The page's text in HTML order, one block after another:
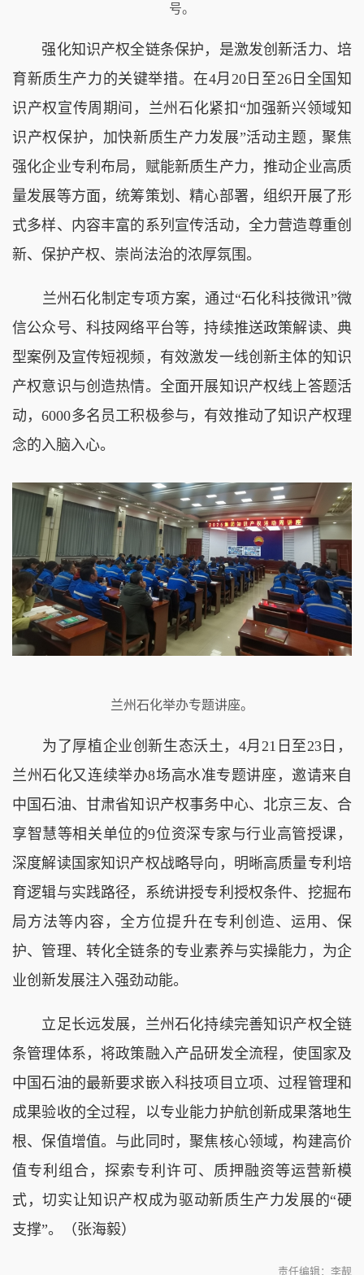
号。
强化知识产权全链条保护，是激发创新活力、培
育新质生产力的关键举措。在4月20日至26日全国知
识产权宣传周期间，兰州石化紧扣“加强新兴领域知
识产权保护，加快新质生产力发展”活动主题，聚焦
强化企业专利布局，赋能新质生产力，推动企业高质
量发展等方面，统筹策划、精心部署，组织开展了形
式多样、内容丰富的系列宣传活动，全力营造尊重创
新、保护产权、崇尚法治的浓厚氛围。
兰州石化制定专项方案，通过“石化科技微讯”微
信公众号、科技网络平台等，持续推送政策解读、典
型案例及宣传短视频，有效激发一线创新主体的知识
产权意识与创造热情。全面开展知识产权线上答题活
动，6000多名员工积极参与，有效推动了知识产权理
念的入脑入心。
兰州石化举办专题讲座。
为了厚植企业创新生态沃土，4月21日至23日，
兰州石化又连续举办8场高水准专题讲座，邀请来自
中国石油、甘肃省知识产权事务中心、北京三友、合
享智慧等相关单位的9位资深专家与行业高管授课，
深度解读国家知识产权战略导向，明晰高质量专利培
育逻辑与实践路径，系统讲授专利授权条件、挖掘布
局方法等内容，全方位提升在专利创造、运用、保
护、管理、转化全链条的专业素养与实操能力，为企
业创新发展注入强劲动能。
立足长远发展，兰州石化持续完善知识产权全链
条管理体系，将政策融入产品研发全流程，使国家及
中国石油的最新要求嵌入科技项目立项、过程管理和
成果验收的全过程，以专业能力护航创新成果落地生
根、保值增值。与此同时，聚焦核心领域，构建高价
值专利组合，探索专利许可、质押融资等运营新模
式，切实让知识产权成为驱动新质生产力发展的“硬
支撑”。（张海毅）
责任编辑：李靓